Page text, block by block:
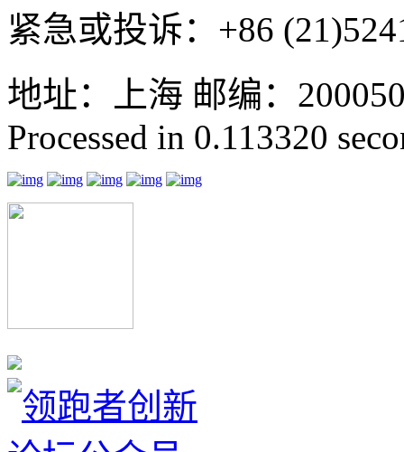
紧急或投诉：+86
地址：上海 邮编：
Processed in 0.113320